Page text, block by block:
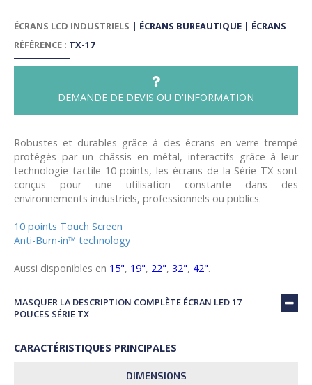
ÉCRANS LCD INDUSTRIELS | ÉCRANS BUREAUTIQUE | ÉCRANS
RÉFÉRENCE : TX-17
DEMANDE DE DEVIS OU D'INFORMATION
Robustes et durables grâce à des écrans en verre trempé
protégés par un châssis en métal, interactifs grâce à leur
technologie tactile 10 points, les écrans de la Série TX sont
conçus pour une utilisation constante dans des
environnements industriels, professionnels ou publics.
10 points Touch Screen
Anti-Burn-in™ technology
Aussi disponibles en 15", 19", 22", 32", 42".
MASQUER LA DESCRIPTION COMPLÈTE ÉCRAN LED 17
POUCES SÉRIE TX
CARACTÉRISTIQUES PRINCIPALES
DIMENSIONS